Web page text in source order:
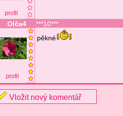
profil
Olča4 ***10***
profil
pěkné
Vložit nový komentář